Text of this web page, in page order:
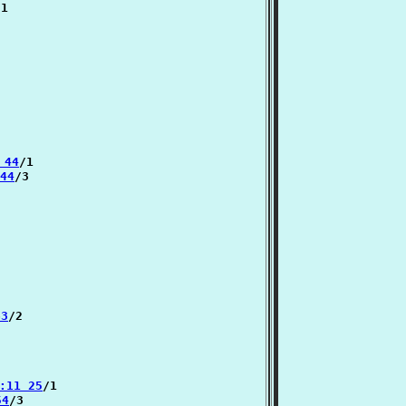
44/1
/3
/2
25/1
/3